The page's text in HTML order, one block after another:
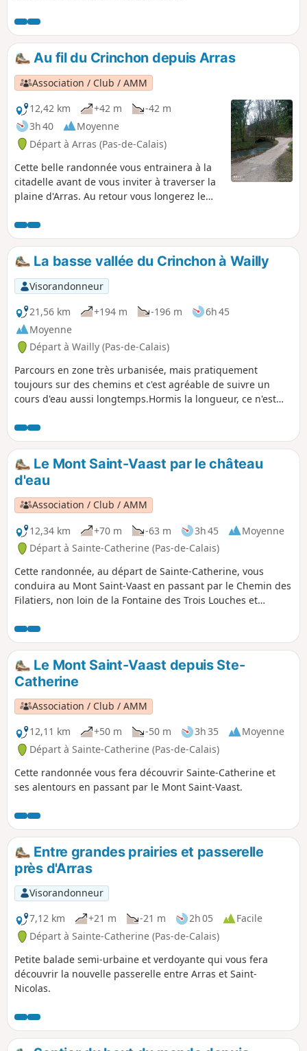
Au fil du Crinchon depuis Arras
Association / Club / AMM
12,42 km
+42 m
-42 m
3h 40
Moyenne
Départ à Arras (Pas-de-Calais)
Cette belle randonnée vous entrainera à la
citadelle avant de vous inviter à traverser la
plaine d'Arras. Au retour vous longerez le
La basse vallée du Crinchon à Wailly
Visorandonneur
21,56 km
+194 m -196 m
6h 45
Moyenne
Départ à Wailly (Pas-de-Calais)
Parcours en zone très urbanisée, mais pratiquement
toujours sur des chemins et c'est agréable de suivre un
cours d'eau aussi longtemps.Hormis la longueur, ce n'est
panneaux explicatifs, d'abord entre Agny et Wailly, puis
dans Rivière. Autrefois, on voyait de nombreux chevreuils
au début de la balade (près du bois "Le Marché à Dieu),
mais je n'en ai plus vu depuis la construction de la Rocade
Sud.
Le Mont Saint-Vaast par le château
d'eau
Association / Club / AMM
12,34 km
+70 m -63 m 3h 45
Moyenne
Départ à Sainte-Catherine (Pas-de-Calais)
Cette randonnée, au départ de Sainte-Catherine, vous
conduira au Mont Saint-Vaast en passant par le Chemin des
Filatiers, non loin de la Fontaine des Trois Louches et
Le Mont Saint-Vaast depuis Ste-
Catherine
Association / Club / AMM
12,11 km
+50 m -50 m 3h 35
Moyenne
Départ à Sainte-Catherine (Pas-de-Calais)
Cette randonnée vous fera découvrir Sainte-Catherine et
ses alentours en passant par le Mont Saint-Vaast.
Entre grandes prairies et passerelle
près d'Arras
Visorandonneur
7,12 km
+21 m -21 m 2h 05
Facile
Départ à Sainte-Catherine (Pas-de-Calais)
Petite balade semi-urbaine et verdoyante qui vous fera
découvrir la nouvelle passerelle entre Arras et Saint-
Nicolas.